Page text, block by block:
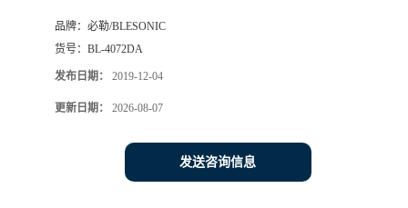
品牌： 必勒/BLESONIC
货号： BL-4072DA
发布日期： 2019-12-04
更新日期： 2026-08-07
发送咨询信息